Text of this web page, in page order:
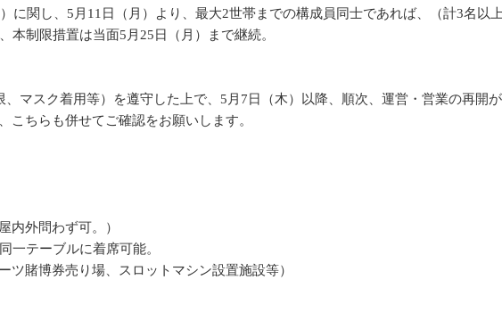
に関し、5月11日（月）より、最大2世帯までの構成員同士であれば、（計3名以
制限措置は当面5月25日（月）まで継続。
マスク着用等）を遵守した上で、5月7日（木）以降、順次、運営・営業の再開
ちらも併せてご確認をお願いします。
内外問わず可。）
一テーブルに着席可能。
ツ賭博券売り場、スロットマシン設置施設等）